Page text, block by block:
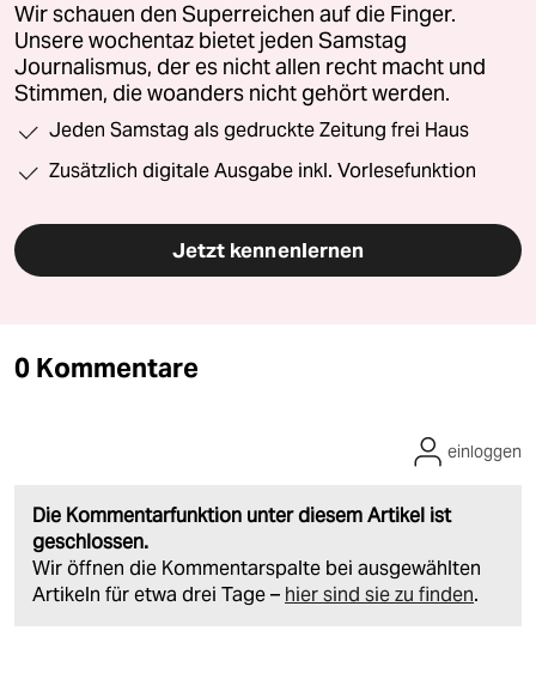
Wir schauen den Superreichen auf die Finger.
Unsere wochentaz bietet jeden Samstag
Journalismus, der es nicht allen recht macht und
Stimmen, die woanders nicht gehört werden.
Jeden Samstag als gedruckte Zeitung frei Haus
Zusätzlich digitale Ausgabe inkl. Vorlesefunktion
Jetzt kennenlernen
0 Kommentare
Die Kommentarfunktion unter diesem Artikel ist
geschlossen.
Wir öffnen die Kommentarspalte bei ausgewählten
Artikeln für etwa drei Tage – hier sind sie zu finden.
einloggen